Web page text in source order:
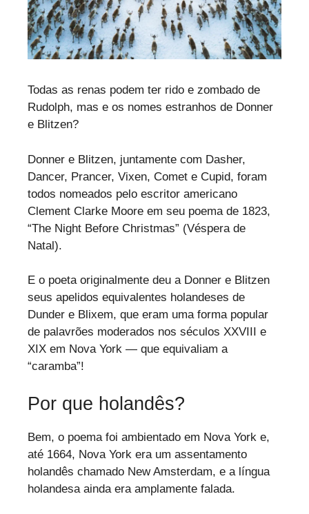
Todas as renas podem ter rido e zombado de
Rudolph, mas e os nomes estranhos de Donner
e Blitzen?
Donner e Blitzen, juntamente com Dasher,
Dancer, Prancer, Vixen, Comet e Cupid, foram
todos nomeados pelo escritor americano
Clement Clarke Moore em seu poema de 1823,
“The Night Before Christmas” (Véspera de
Natal).
E o poeta originalmente deu a Donner e Blitzen
seus apelidos equivalentes holandeses de
Dunder e Blixem, que eram uma forma popular
de palavrões moderados nos séculos XXVIII e
XIX em Nova York — que equivaliam a
“caramba”!
Por que holandês?
Bem, o poema foi ambientado em Nova York e,
até 1664, Nova York era um assentamento
holandês chamado New Amsterdam, e a língua
holandesa ainda era amplamente falada.